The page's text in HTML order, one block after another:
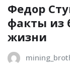
Федор
факты из
жизни